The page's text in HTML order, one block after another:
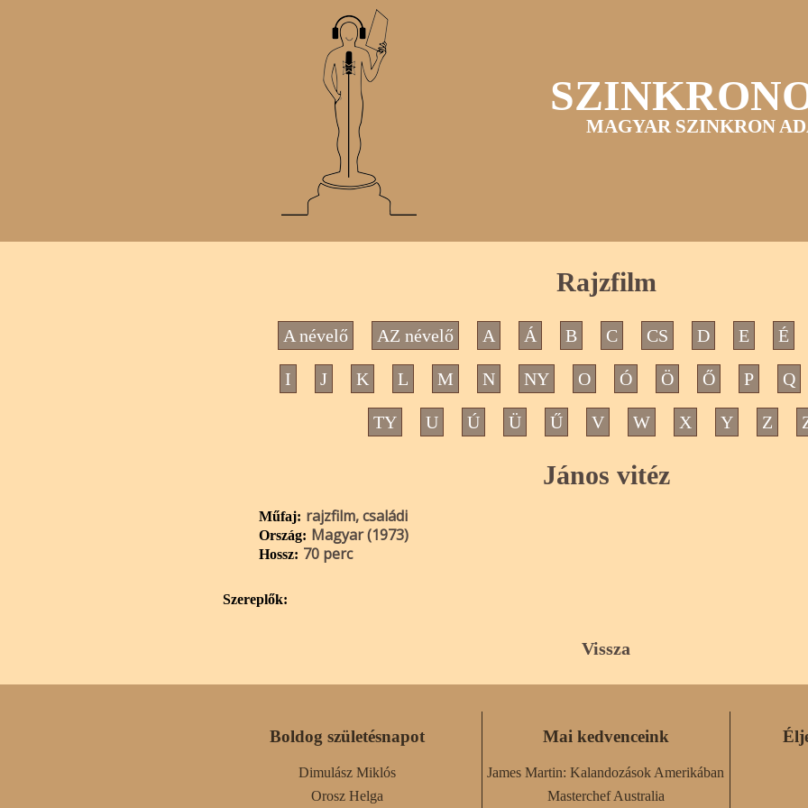
MAGYAR SZINKRON
Rajzfilm
A névelő AZ névelő A Á B C CS D E É
I J K L M N NY O Ó Ö Ő P Q
TY U Ú Ü Ű V W X Y Z
János vitéz
Műfaj: rajzfilm, családi
Ország: Magyar (1973)
Hossz: 70 perc
Szereplők:
Vissza
Boldog születésnapot
Dimulász Miklós
Orosz Helga
Mai kedvenceink
James Martin: Kalandozások Amerikában
Masterchef Australia